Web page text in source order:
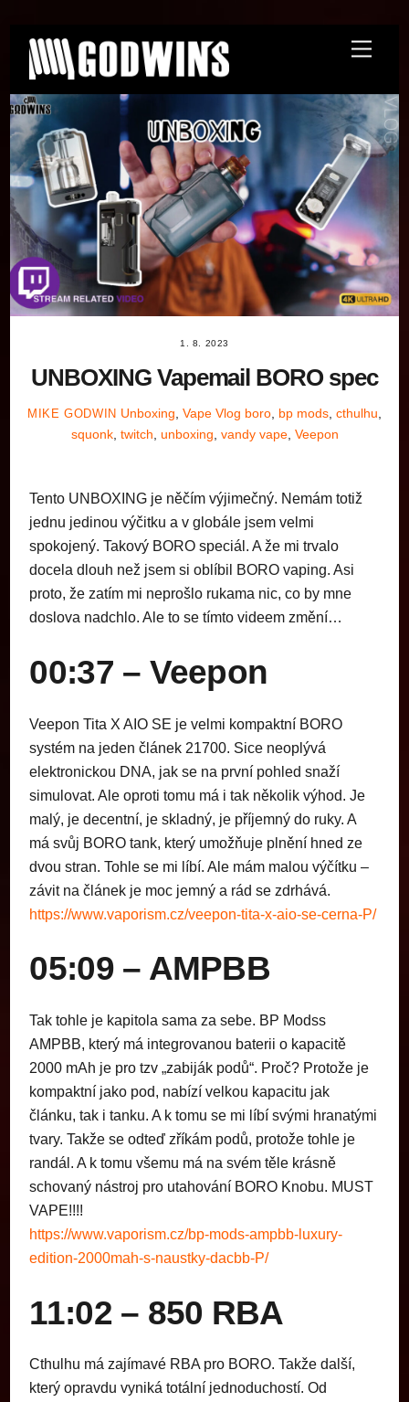
content
Menu
1. 8. 2023
UNBOXING Vapemail BORO spec
MIKE GODWIN Unboxing ,Vape Vlog boro bp mods ,cthulhu
squonk, twitch unboxing vandy vape, Veepon
Tento UNBOXING je něčím výjimečný. Nemám totiž
jednu jedinou výčitku a v globále jsem velmi
spokojený. Takový BORO speciál. A že mi trvalo
docela dlouh než jsem si oblíbil BORO vaping. Asi
proto, že zatím mi neprošlo rukama nic, co by mne
doslova nadchlo. Ale to se tímto videem změní…
00:37 – Veepon
Veepon Tita X AIO SE je velmi kompaktní BORO
systém na jeden článek 21700. Sice neoplývá
elektronickou DNA, jak se na první pohled snaží
simulovat. Ale oproti tomu má i tak několik výhod. Je
malý, je decentní, je skladný, je příjemný do ruky. A
má svůj BORO tank, který umožňuje plnění hned ze
dvou stran. Tohle se mi líbí. Ale mám malou výčítku –
závit na článek je moc jemný a rád se zdrhává.
https://www.vaporism.cz/veepon-tita-x-aio-se-cerna-P/
05:09 – AMPBB
Tak tohle je kapitola sama za sebe. BP Modss
AMPBB, který má integrovanou baterii o kapacitě
2000 mAh je pro tzv „zabiják podů“. Proč? Protože je
kompaktní jako pod, nabízí velkou kapacitu jak
článku, tak i tanku. A k tomu se mi líbí svými hranatými
tvary. Takže se odteď zříkám podů, protože tohle je
randál. A k tomu všemu má na svém těle krásně
schovaný nástroj pro utahování BORO Knobu. MUST
VAPE!!!!
https://www.vaporism.cz/bp-mods-ampbb-luxury-
edition-2000mah-s-naustky-dacbb-P/
11:02 – 850 RBA
Cthulhu má zajímavé RBA pro BORO. Takže další,
který opravdu vyniká totální jednoduchostí. Od